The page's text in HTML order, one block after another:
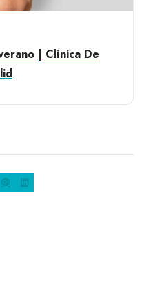
| Clínica De